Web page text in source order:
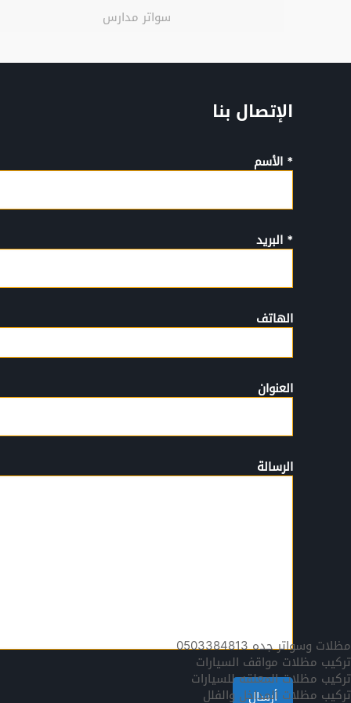
سواتر مدارس
الإتصال بنا
* الأسم
* البريد
الهاتف
العنوان
الرسالة
مظلات وسواتر جده 0503384813
تركيب مظلات مواقف السيارات
تركيب مظلات المعلقه للسيارات
تركيب مظلات المداخل والفلل